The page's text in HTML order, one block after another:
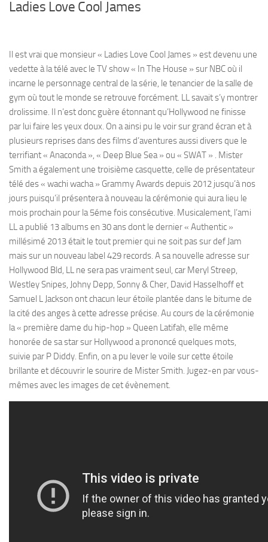
Ladies Love Cool James
Il est vrai que monsieur « Ladies Love Cool James » est devenu une
vedette à la télé avec le TV show « In The House » sur NBC où il
incarne le personnage central de la série, le tenancier de la salle de
gym où tout le monde se retrouve forcément. LL savait s’y montrer
drolissime. Il n’est donc guère étonnant qu’Hollywood ne finisse
par lui faire les yeux doux. On a ainsi pu le voir sur grand écran et à
plusieurs reprises dans des films d’aventures aussi divers que le
terrifiant « Anaconda », « Deep Blue Sea » ou « SWAT » . Mister
Smith a également une troisième casquette, celle de présentateur
télé des « wachi wacha » Grammy Awards depuis 2012 jusqu’à nos
jours puisqu’il présentera à nouveau la cérémonie qui aura lieu le
mois prochain pour la 5éme fois consécutive. Musicalement, l’ami
LL a publié 13 albums en 30 ans dont le dernier « Authentic »
millésimé 2013 était le tout premier qui ne soit pas sur def Jam
mais sur un nouveau label 429 records. A sa nouvelle adresse sur
Hollywood Bld, LL ne sera pas vraiment seul, car Meryl Streep,
Westley Snipes, Johny Depp, Sonny & Cher, David Hasselhoff et
Samuel L Jackson ont chacun leur étoile plantée dans le bitume de
la cité des anges à cette adresse précise. Au cours de la cérémonie
la « première dame du hip-hop » Queen Latifah, elle même
honorée de sa star sur Hollywood a prononcé quelques mots,
suivie par P Diddy. Enfin, on a pu lever le voile sur cette étoile
brillante et découvrir le sourire de Mister Smith. Jugez-en par vous-
mêmes avec les images de cet évènement.